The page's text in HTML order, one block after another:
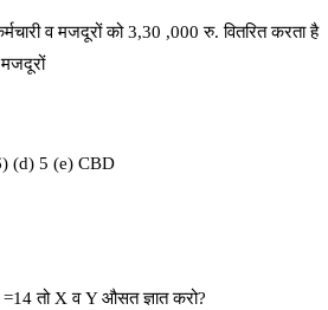
व मजदूरों को 3,30 ,000 रु. वितरित करता है
(d) 5 (e) CBD
तो X व Y औसत ज्ञात करो?